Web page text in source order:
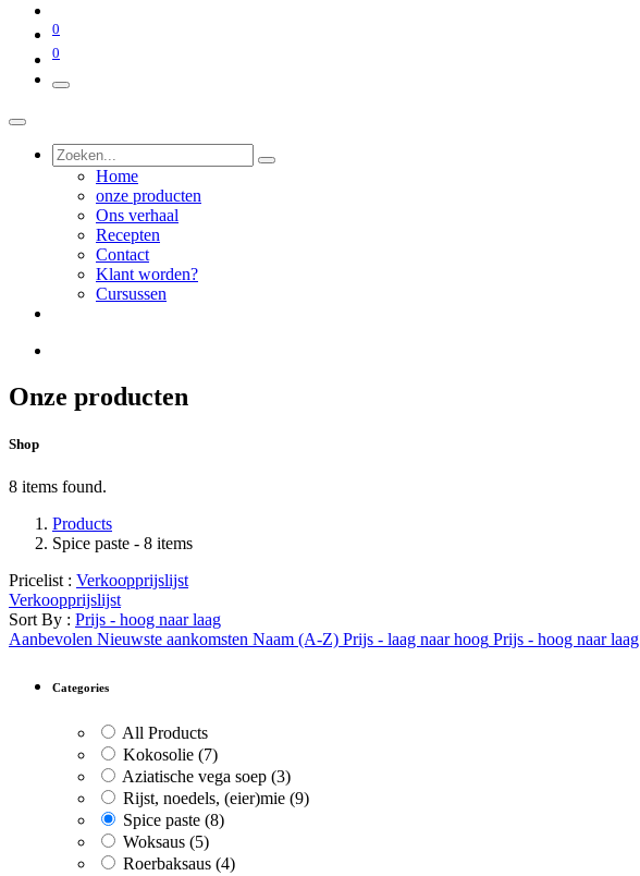
0
0
Home
onze producten
Ons verhaal
Recepten
Contact
Klant worden?
Cursussen
Onze producten
Shop
8 items found.
Products
Spice paste - 8 items
Pricelist : Verkoopprijslijst
Verkoopprijslijst
Sort By : Prijs - hoog naar laag
Aanbevolen Nieuwste aankomsten Naam (A-Z) Prijs - laag naar hoog Prijs - hoog naar laag
Categories
All Products
Kokosolie (7)
Aziatische vega soep (3)
Rijst, noedels, (eier)mie (9)
Spice paste (8)
Woksaus (5)
Roerbaksaus (4)